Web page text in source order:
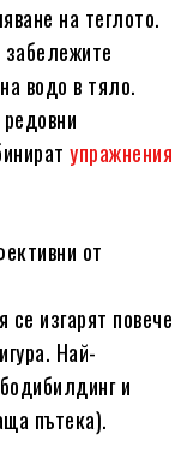
на теглото.
водо в тяло.
упражнения
от
изгарят повече
Най-
и
пътека).